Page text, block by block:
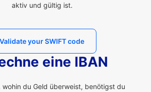
aktiv und gültig ist.
Validate your SWIFT code
eine IBAN
wohin du Geld überweist, benötigst du